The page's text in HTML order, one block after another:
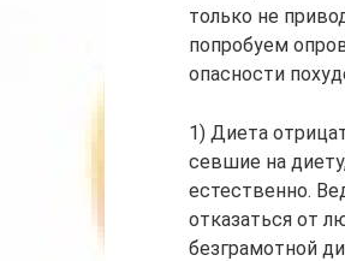
только не
попробуем
опасности
1) Диета
севшие на
естественно.
отказаться от
безграмотной